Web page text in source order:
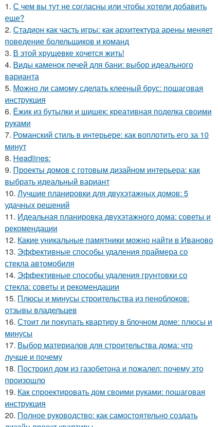
1. С чем вы тут не согласны или чтобы хотели добавить
еще?
2. Стадион как часть игры: как архитектура арены меняет
поведение болельщиков и команд
3. В этой хрущевке хочется жить!
4. Виды каменок печей для бани: выбор идеального
варианта
5. Можно ли самому сделать клееный брус: пошаговая
инструкция
6. Ёжик из бутылки и шишек: креативная поделка своими
руками
7. Романский стиль в интерьере: как воплотить его за 10
минут
8. Headlines:
9. Проекты домов с готовым дизайном интерьера: как
выбрать идеальный вариант
10. Лучшие планировки для двухэтажных домов: 5
удачных решений
11. Идеальная планировка двухэтажного дома: советы и
рекомендации
12. Какие уникальные памятники можно найти в Иваново
13. Эффективные способы удаления праймера со
стекла автомобиля
14. Эффективные способы удаления грунтовки со
стекла: советы и рекомендации
15. Плюсы и минусы строительства из пеноблоков:
отзывы владельцев
16. Стоит ли покупать квартиру в блочном доме: плюсы и
минусы
17. Выбор материалов для строительства дома: что
лучше и почему
18. Построил дом из газобетона и пожалел: почему это
произошло
19. Как спроектировать дом своими руками: пошаговая
инструкция
20. Полное руководство: как самостоятельно создать